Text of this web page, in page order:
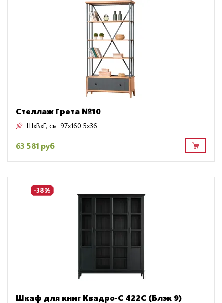
Стеллаж Грета №10
ШxВxГ, см: 97x160.5x36
63 581 руб
-38%
Шкаф для книг Квадро-С 422С (Блэк 9)